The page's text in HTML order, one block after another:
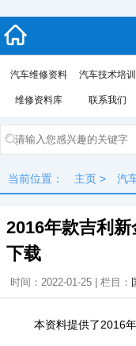
汽车维修资料 汽车技术培训
维修资料库 联系我们
当前位置： 主页 > 汽
2016年款吉利
下载
时间：2022-01-25 | 栏目：
本资料提供了2016